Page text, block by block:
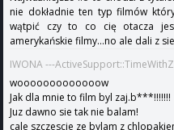
nie dokładnie ten typ filmów
wątpić czy to co cię otacza
amerykańskie filmy...no ale dali z
IWONA ---
wooooooooooooow
Jak dla mnie to film byl zaj.b***!!!!!!!
Juz dawno sie tak nie balam!
cale szczescie ze bylam z